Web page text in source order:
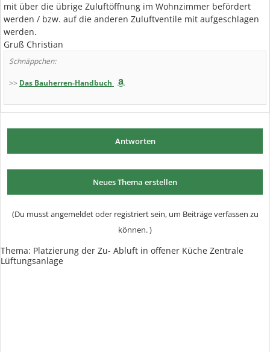
mit über die übrige Zuluftöffnung im Wohnzimmer befördert
werden / bzw. auf die anderen Zuluftventile mit aufgeschlagen
werden.
Gruß Christian
Schnäppchen:
>> Das Bauherren-Handbuch
Antworten
Neues Thema erstellen
(Du musst angemeldet oder registriert sein, um Beiträge verfassen zu
können. )
Thema: Platzierung der Zu- Abluft in offener Küche Zentrale
Lüftungsanlage